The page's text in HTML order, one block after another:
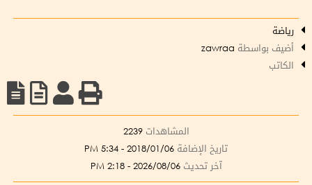
رياضة
أضيف بواسطة
الكاتب
المشاهدات 2239
تاريخ الإضافة 2018/01/06 - 5:34 PM
آخر تحديث 2026/08/06 - 2:18 PM